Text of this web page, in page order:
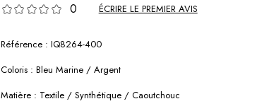
0 ÉCRIRE LE PREMIER AVIS
Référence : IQ8264-400
Coloris : Bleu Marine / Argent
Matière : Textile / Synthétique / Caoutchouc